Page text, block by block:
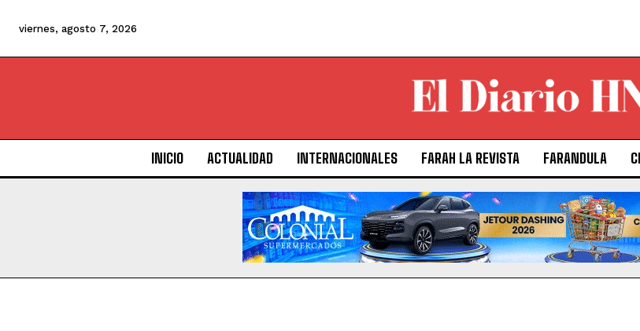
viernes, agosto 7, 2026
INICIO ACTUALIDAD INTERNACIONALES FARAH LA REVISTA FARANDULA